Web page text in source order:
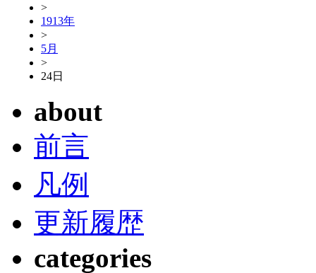
>
1913年
>
5月
>
24日
about
前言
凡例
更新履歴
categories